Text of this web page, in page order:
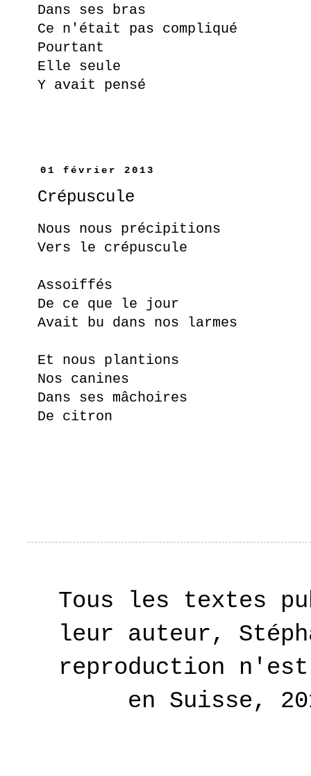
Dans ses bras
Ce n'était pas compliqué
Pourtant
Elle seule
Y avait pensé
01 février 2013
Crépuscule
Nous nous précipitions
Vers le crépuscule
Assoiffés
De ce que le jour
Avait bu dans nos larmes
Et nous plantions
Nos canines
Dans ses mâchoires
De citron
Tous les textes
leur auteur,
reproduction
en Suisse,